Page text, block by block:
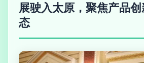
展驶入太原，聚焦产品
态